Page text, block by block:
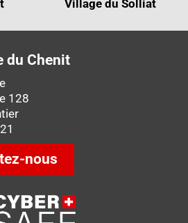
Village du Solliat
du Chenit
128
nous